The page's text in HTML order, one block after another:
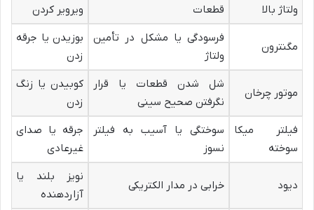
ولتاژ بالا
قطعات
ویرویر کردن
مگنترون
فرسودگی یا مشکل در تأمین
ولتاژ
بوزیدن یا جرقه
زدن
موتور چرخان
شل شدن قطعات یا قرار
نگرفتن صحیح سینی
کوبیدن یا زنگ
زدن
فیلتر میکا
سوخته
سوختگی یا آسیب به فیلتر
نسوز
جرقه یا صدای
غیرعادی
دیود خرابی در مدار الکتریکی
نویز بلند یا
آزاردهنده